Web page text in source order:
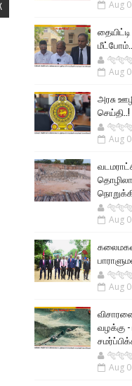
Aug
Aug
அரசு
செய்தி..!
Aug
Aug
Aug
வழக்கு
Aug